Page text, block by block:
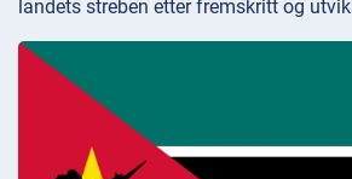
landets streben etter fremskritt og